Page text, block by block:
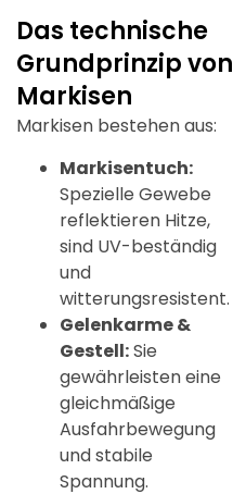
Das technische
Grundprinzip von
Markisen
Markisen bestehen aus:
Markisentuch:
Spezielle Gewebe
reflektieren Hitze,
sind UV-beständig
und
witterungsresistent.
Gelenkarme &
Gestell:Sie
gewährleisten eine
gleichmäßige
Ausfahrbewegung
und stabile
Spannung.